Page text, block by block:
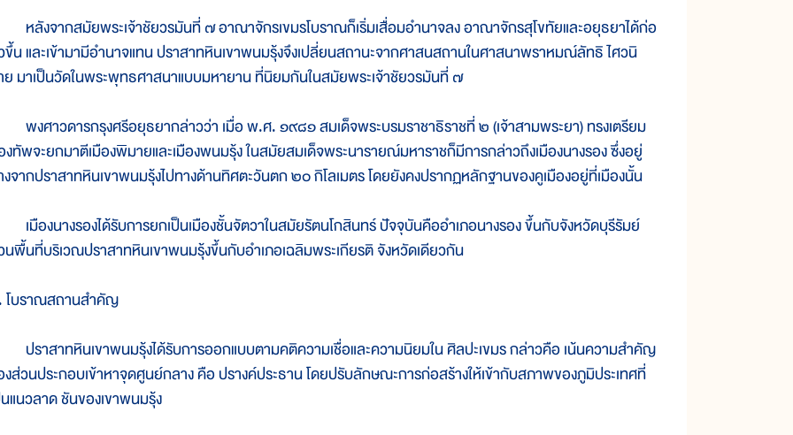
งจากสมัยพระเจ้าชัยวรมันที่ ๗ อาณาจักรเขมรโบราณก็เริ่มเสื่อมอำนาจลง อาณาจักรสุโขทัยและอยุธยาได้ก่อ
น และเข้ามามีอำนาจแทน ปราสาทหินเขาพนมรุ้งจึงเปลี่ยนสถานะจากศาสนสถานในศาสนาพราหมณ์ลัทธิ ไศวนิ
ย มาเป็นวัดในพระพุทธศาสนาแบบมหายาน ที่นิยมกันในสมัยพระเจ้าชัยวรมันที่ ๗
ศาวดารกรุงศรีอยุธยากล่าวว่า เมื่อ พ.ศ. ๑๙๘๑ สมเด็จพระบรมราชาธิราชที่ ๒ (เจ้าสามพระยา) ทรงเตรียม
ทัพจะยกมาตีเมืองพิมายและเมืองพนมรุ้ง ในสมัยสมเด็จพระนารายณ์มหาราชก็มีการกล่าวถึงเมืองนางรอง ซึ่งอยู่
จากปราสาทหินเขาพนมรุ้งไปทางด้านทิศตะวันตก ๒๐ กิโลเมตร โดยยังคงปรากฏหลักฐานของคูเมืองอยู่ที่เมืองนั้น
องนางรองได้รับการยกเป็นเมืองชั้นจัตวาในสมัยรัตนโกสินทร์ ปัจจุบันคืออำเภอนางรอง ขึ้นกับจังหวัดบุรีรัมย์
พื้นที่บริเวณปราสาทหินเขาพนมรุ้งขึ้นกับอำเภอเฉลิมพระเกียรติ จังหวัดเดียวกัน
โบราณสถานสำคัญ
าสาทหินเขาพนมรุ้งได้รับการออกแบบตามคติความเชื่อและความนิยมใน ศิลปะเขมร กล่าวคือ เน้นความสำคัญ
ส่วนประกอบเข้าหาจุดศูนย์กลาง คือ ปรางค์ประธาน โดยปรับลักษณะการก่อสร้างให้เข้ากับสภาพของภูมิประเทศที่
แนวลาด ชันของเขาพนมรุ้ง